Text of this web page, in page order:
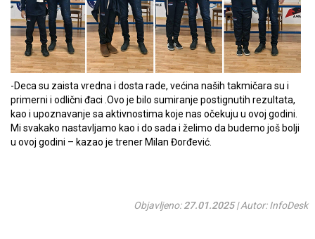
-Deca su zaista vredna i dosta rade, većina naših takmičara su i
primerni i odlični đaci .Ovo je bilo sumiranje postignutih rezultata,
kao i upoznavanje sa aktivnostima koje nas očekuju u ovoj godini.
Mi svakako nastavljamo kao i do sada i želimo da budemo još bolji
u ovoj godini – kazao je trener Milan Đorđević.
Objavljeno:27.01.2025| Autor: InfoDesk